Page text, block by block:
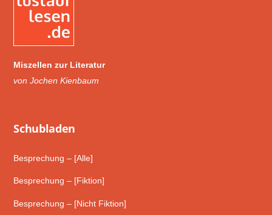
Miszellen zur Literatur
von Jochen Kienbaum
Schub­laden
Besprechung – [Alle]
Besprechung – [Fiktion]
Besprechung – [Nicht Fiktion]